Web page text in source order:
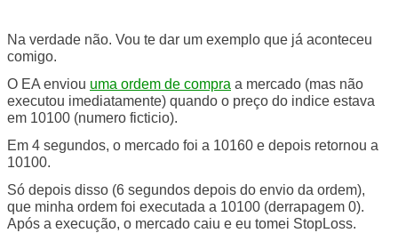
Na verdade não. Vou te dar um exemplo que já aconteceu
comigo.
O EA enviou uma ordem de compra a mercado (mas não
executou imediatamente) quando o preço do indice estava
em 10100 (numero ficticio).
Em 4 segundos, o mercado foi a 10160 e depois retornou a
10100.
Só depois disso (6 segundos depois do envio da ordem),
que minha ordem foi executada a 10100 (derrapagem 0).
Após a execução, o mercado caiu e eu tomei StopLoss.